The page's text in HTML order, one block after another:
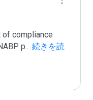
of compliance
p... 続きを読